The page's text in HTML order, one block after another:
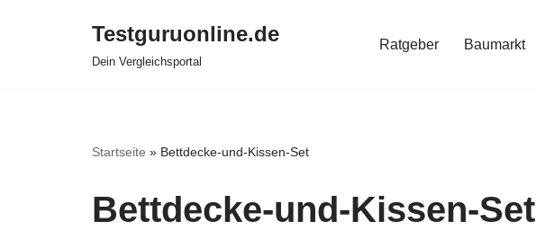
Testguruonline.de
Dein Vergleichsportal
Ratgeber Baumarkt
Startseite » Bettdecke-und-Kissen-Set
Bettdecke-und-Kissen-Set